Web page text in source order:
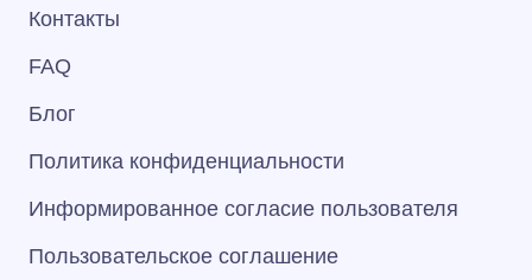
Контакты
FAQ
Блог
Политика конфиденциальности
Информированное согласие пользователя
Пользовательское соглашение